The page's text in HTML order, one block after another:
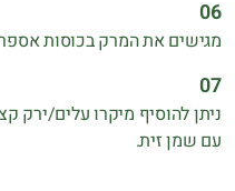
מגישים את המרק בכוסות
ניתן להוסיף מיקרו עלים/ירק
עם שמן זית.